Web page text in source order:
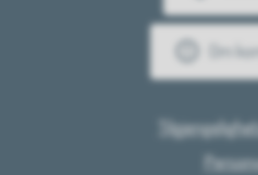
Om